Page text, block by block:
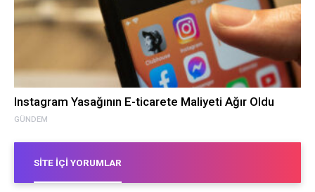
GÜNDEM
Instagram Yasağının E-ticarete Maliyeti Ağır Oldu
SITE İÇI YORUMLAR